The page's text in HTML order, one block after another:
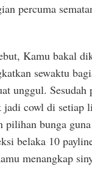
percuma
Kamu bakal
sewaktu
unggul.
cowl di setiap
pilihan bunga
belaka 10
menangkap